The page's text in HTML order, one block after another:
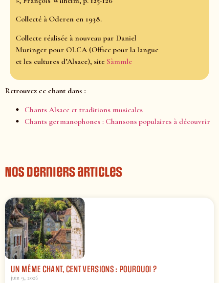
Collecté à Oderen en 1938.
Collecte réalisée à nouveau par Daniel
Muringer pour OLCA (Office pour la langue
et les cultures d’Alsace), site Sàmmle
Retrouvez ce chant dans :
Chants Alsace et traditions musicales
Chants germanophones : Chansons populaires à découvrir
Nos derniers articles
UN MÊME CHANT, CENT VERSIONS : POURQUOI ?
juin 9, 2026